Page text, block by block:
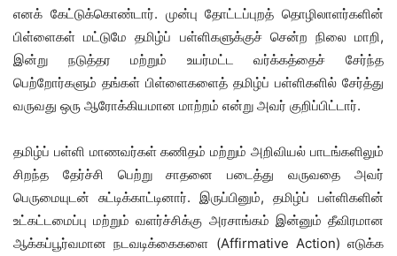
எனக் கேட்டுக்கொண்டார். முன்பு தோட்டப்புறத் தொழிலாளர்களின்
பிள்ளைகள் மட்டுமே தமிழ்ப் பள்ளிகளுக்குச் சென்ற நிலை மாறி,
இன்று நடுத்தர மற்றும் உயர்மட்ட வர்க்கத்தைச் சேர்ந்த
பெற்றோர்களும் தங்கள் பிள்ளைகளைத் தமிழ்ப் பள்ளிகளில் சேர்த்து
வருவது ஒரு ஆரோக்கியமான மாற்றம் என்று அவர் குறிப்பிட்டார்.
தமிழ்ப் பள்ளி மாணவர்கள் கணிதம் மற்றும் அறிவியல் பாடங்களிலும்
சிறந்த தேர்ச்சி பெற்று சாதனை படைத்து வருவதை அவர்
பெருமையுடன் சுட்டிக்காட்டினார். இருப்பினும், தமிழ்ப் பள்ளிகளின்
உட்கட்டமைப்பு மற்றும் வளர்ச்சிக்கு அரசாங்கம் இன்னும் தீவிரமான
ஆக்கப்பூர்வமான நடவடிக்கைகளை (Affirmative Action) எடுக்க